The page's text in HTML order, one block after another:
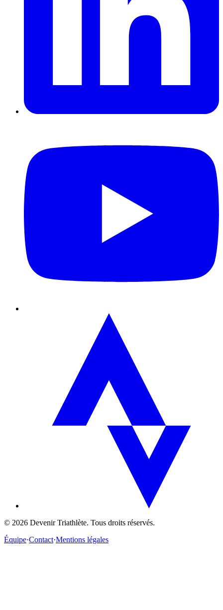
© 2026 Devenir Triathlète. Tous droits réservés.
Équipe·Contact·Mentions légales